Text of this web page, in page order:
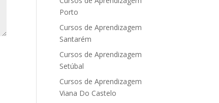
Porto
Cursos de Aprendizagem
Santarém
Cursos de Aprendizagem
Setúbal
Cursos de Aprendizagem
Viana Do Castelo